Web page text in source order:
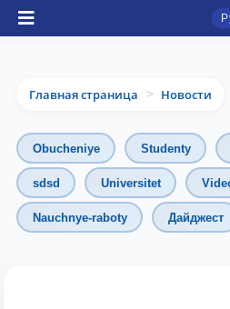
Главная страница > Новости
Obucheniye Studenty
sdsd Universitet
Nauchnye-raboty Дайджест
Чат приёмной комиссии
Онлайн